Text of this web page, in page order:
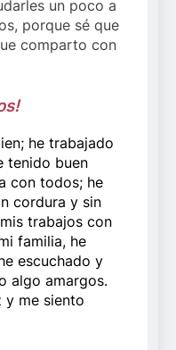
un poco a
porque sé que
comparto con
he trabajado
tenido buen
con todos; he
cordura y sin
trabajos con
familia, he
escuchado y
algo amargos.
y me siento